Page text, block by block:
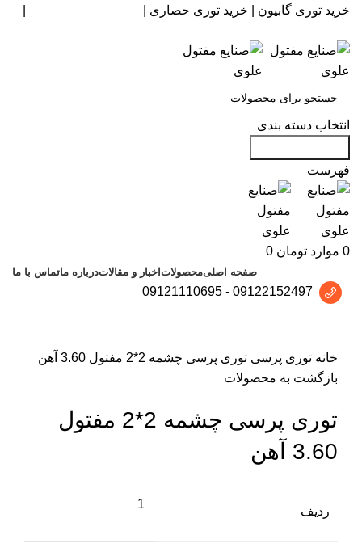
خرید توری گابیون خرید توری حصاری
انتخاب دسته بندی
فهرست
0 موارد تومان
صفحه اصلیمحصولات اخبار و مقالاتدرباره ماتماس با ما
09122152497
-
09121110695
خانه توری پرسی توری پرسی چشمه 2*2 مفتول 3.60 آهن
بازگشت به محصولات
توری پرسی چشمه 2*2 مفتول
3.60 آهن
ردیف
1